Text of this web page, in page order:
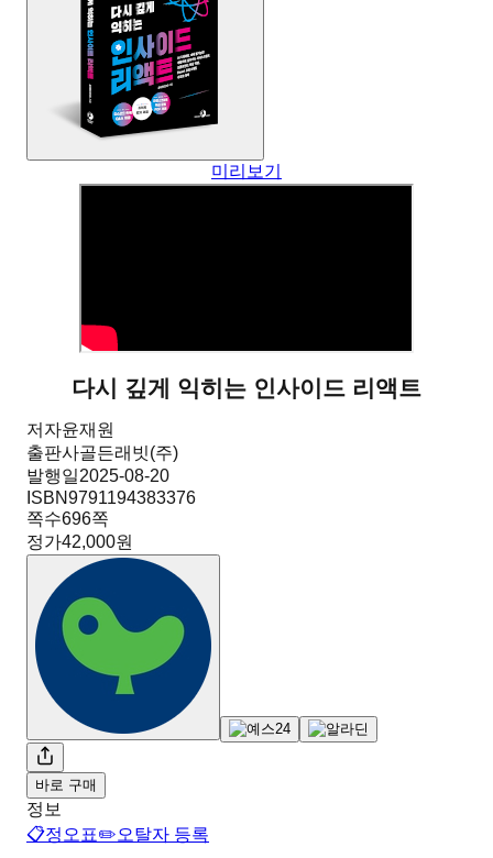
미리보기
다시 깊게 익히는 인사이드 리액트
저자윤재원
출판사골든래빗(주)
발행일2025-08-20
ISBN9791194383376
쪽수696쪽
정가42,000원
바로 구매
정보
📋정오표✏️오탈자 등록